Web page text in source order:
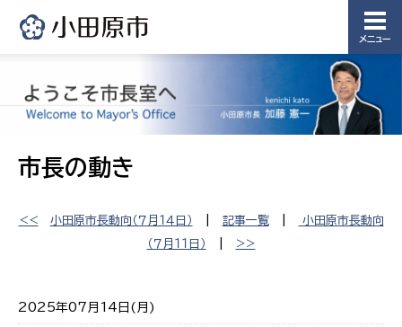
メニュー
市長の動き
<< 小田原市長動向（７月１４日） 記事一覧|
小田原市長動向
（７月１１日）
>>
2025年07月14日(月)